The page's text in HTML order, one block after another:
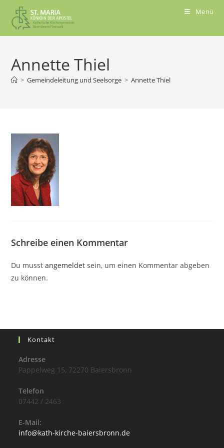
Menü
Annette Thiel
> Gemeindeleitung und Seelsorge > Annette Thiel
Schreibe einen Kommentar
Du musstangemeldet sein, um einen Kommentar abgeben
zu können.
Kontakt
Adresse
Pappelweg 15, 72270 Baiersbronn
Telefon
07442 / 2463
E-Mail:
info@kath-kirche-baiersbronn.de